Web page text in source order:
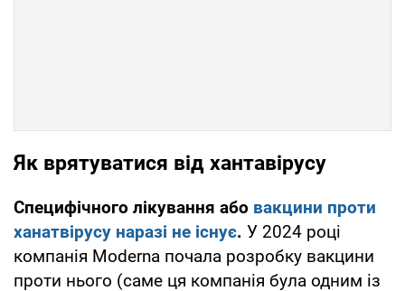
Як врятуватися від хантавірусу
Специфічного лікування або вакцини проти
ханатвірусу наразі не існує. У 2024 році
компанія Moderna почала розробку вакцини
проти нього (саме ця компанія була одним із